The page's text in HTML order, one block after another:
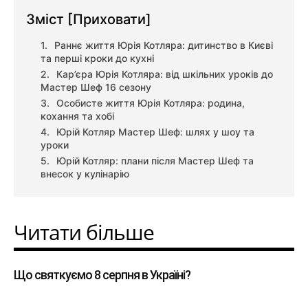
Зміст [Приховати]
Раннє життя Юрія Котляра: дитинство в Києві
та перші кроки до кухні
Кар’єра Юрія Котляра: від шкільних уроків до
Мастер Шеф 16 сезону
Особисте життя Юрія Котляра: родина,
кохання та хобі
Юрій Котляр Мастер Шеф: шлях у шоу та
уроки
Юрій Котляр: плани після Мастер Шеф та
внесок у кулінарію
Читати більше
Що святкуємо 8 серпня в Україні?